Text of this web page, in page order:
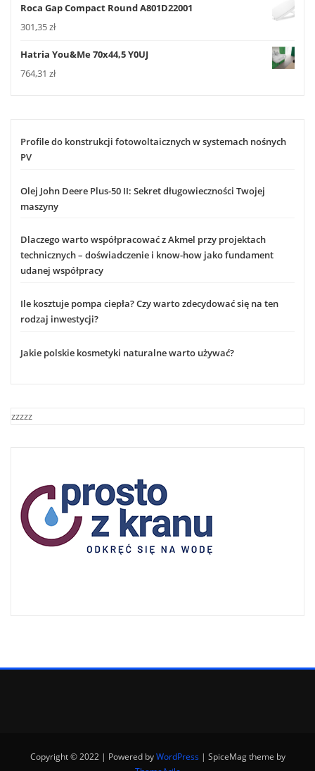
Roca Gap Compact Round A801D22001
301,35zł
Hatria You&Me 70x44,5 Y0UJ
764,31 zł
Profile do konstrukcji fotowoltaicznych w systemach nośnych
PV
Olej John Deere Plus-50 II: Sekret długowieczności Twojej
maszyny
Dlaczego warto współpracować z Akmel przy projektach
technicznych – doświadczenie i know-how jako fundament
udanej współpracy
Ile kosztuje pompa ciepła? Czy warto zdecydować się na ten
rodzaj inwestycji?
Jakie polskie kosmetyki naturalne warto używać?
zzzzz
Copyright © 2022 | Powered byWordPress | SpiceMag theme by